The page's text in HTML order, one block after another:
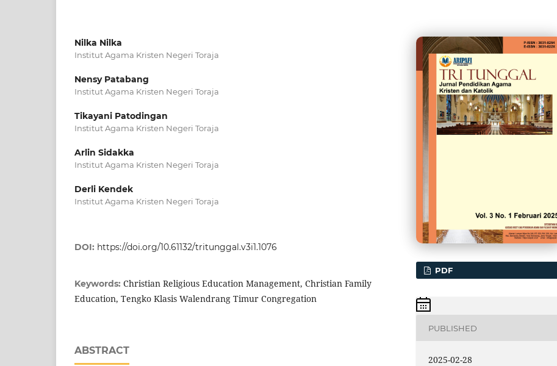
Nilka Nilka
Institut Agama Kristen Negeri Toraja
Nensy Patabang
Institut Agama Kristen Negeri Toraja
Tikayani Patodingan
Institut Agama Kristen Negeri Toraja
Arlin Sidakka
Institut Agama Kristen Negeri Toraja
Derli Kendek
Institut Agama Kristen Negeri Toraja
DOI: https://doi.org/10.61132/tritunggal.v3i1.1076
Keywords: Christian Religious Education Management, Christian Family
Education, Tengko Klasis Walendrang Timur Congregation
ABSTRACT
PDF
PUBLISHED
2025-02-28